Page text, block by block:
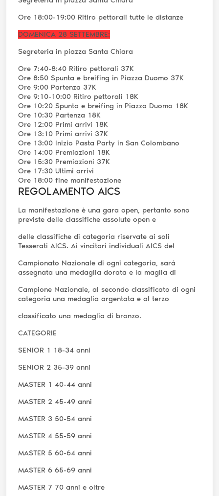
Ore 18:00-19:00 Ritiro pettorali tutte le distanze
DOMENICA 28 SETTEMBRE:
Segreteria in piazza Santa Chiara
Ore 7:40-8:40 Ritiro pettorali 37K
Ore 8:50 Spunta e breifing in Piazza Duomo 37K
Ore 9:00 Partenza 37K
Ore 9:10-10:00 Ritiro pettorali 18K
Ore 10:20 Spunta e breifing in Piazza Duomo 18K
Ore 10:30 Partenza 18K
Ore 12:00 Primi arrivi 18K
Ore 13:10 Primi arrivi 37K
Ore 13:00 Inizio Pasta Party in San Colombano
Ore 14:00 Premiazioni 18K
Ore 15:30 Premiazioni 37K
Ore 17:30 Ultimi arrivi
Ore 18:00 fine manifestazione
REGOLAMENTO AICS
La manifestazione è una gara open, pertanto sono
previste delle classifiche assolute open e
delle classifiche di categoria riservate ai soli
Tesserati AICS. Ai vincitori individuali AICS del
Campionato Nazionale di ogni categoria, sarà
assegnata una medaglia dorata e la maglia di
Campione Nazionale, al secondo classificato di ogni
categoria una medaglia argentata e al terzo
classificato una medaglia di bronzo.
CATEGORIE
SENIOR 1 18-34 anni
SENIOR 2 35-39 anni
MASTER 1 40-44 anni
MASTER 2 45-49 anni
MASTER 3 50-54 anni
MASTER 4 55-59 anni
MASTER 5 60-64 anni
MASTER 6 65-69 anni
MASTER 7 70 anni e oltre